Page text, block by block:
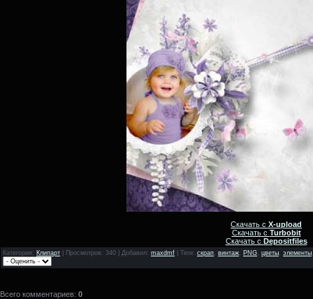
Скачать с X-upload
Скачать с Turbobit
Скачать с Depositfiles
Категория : Клипарт Просмотров: 340 | Добавил: maxdmf Теги: скрап винтаж PNG цветы элементы
Всего комментариев: 0